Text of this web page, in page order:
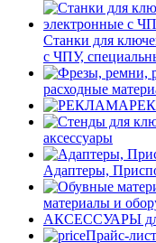
Станки для
с ЧПУ,
расходные
аксессуары
Адаптеры,
материалы и
АКСЕССУАРЫ
Прайс-лист